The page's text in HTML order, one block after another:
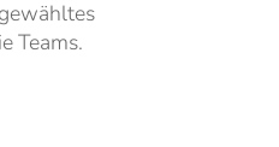
Teams.